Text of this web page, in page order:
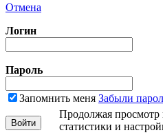
Отмена
Логин
Пароль
Запомнить меня Забыли
Продолжая просмотр
статистики и